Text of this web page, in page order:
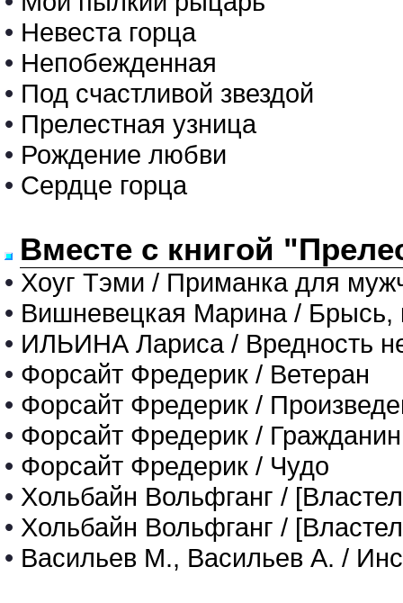
• Невеста горца
• Непобежденная
• Под счастливой звездой
• Прелестная узница
• Рождение любви
• Сердце горца
Вместе с книгой
• Хоуг Тэми / Приманка для
• Вишневецкая Марина / Брысь,
• ИЛЬИНА Лариса / Вредность
• Форсайт Фредерик / Ветеран
• Форсайт Фредерик /
• Форсайт Фредерик / Гражданин
• Форсайт Фредерик / Чудо
• Хольбайн Вольфганг /
• Хольбайн Вольфганг /
• Васильев М., Васильев А. /